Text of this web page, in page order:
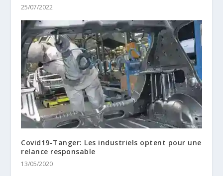
25/07/2022
Covid19-Tanger: Les industriels optent pour une
relance responsable
13/05/2020